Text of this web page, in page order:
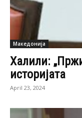
Македонија
Халили:
историјата
April 23, 2024